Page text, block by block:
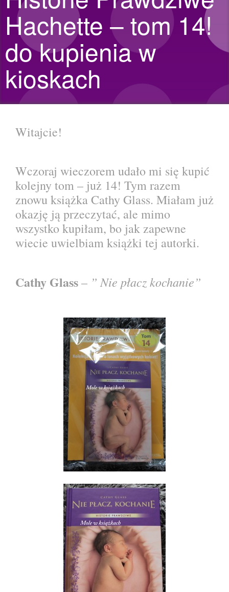
Hachette – tom 14!
do kupienia w
kioskach
Witajcie!
Wczoraj wieczorem udało mi się kupić
kolejny tom – już 14! Tym razem
znowu książka Cathy Glass. Miałam już
okazję ją przeczytać, ale mimo
wszystko kupiłam, bo jak zapewne
wiecie uwielbiam książki tej autorki.
Cathy Glass– ” Nie płacz kochanie”